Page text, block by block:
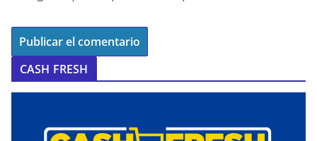
CASH FRESH